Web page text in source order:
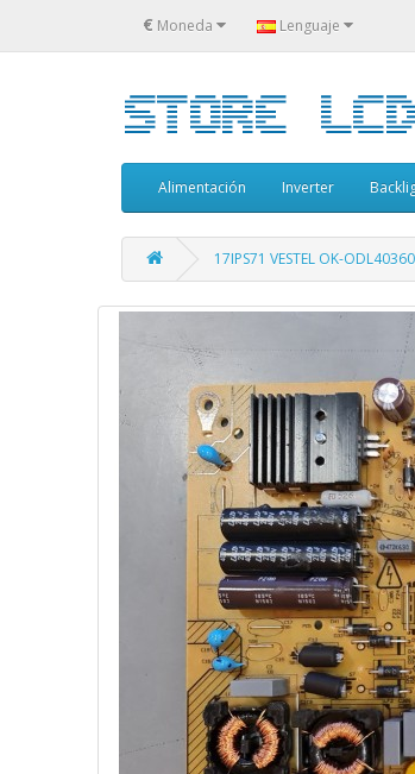
€ Moneda Lenguaje
Alimentación Inverter
17IPS71 VESTEL OK-